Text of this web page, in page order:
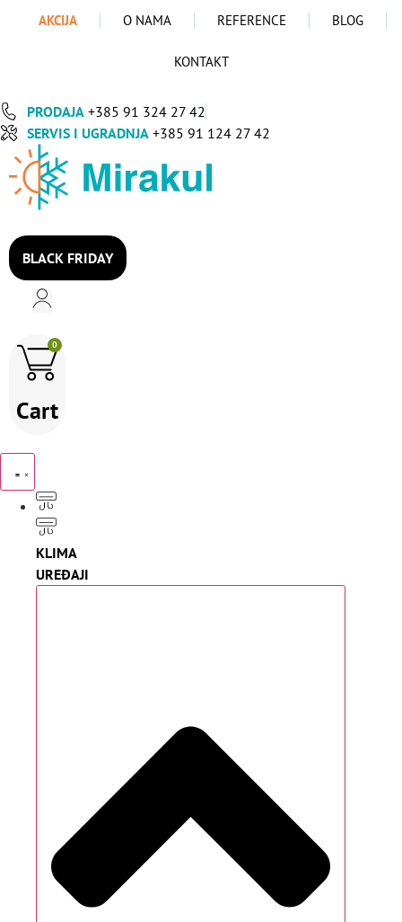
AKCIJA O NAMA REFERENCE BLOG
KONTAKT
PRODAJA +385 91 324 27 42
SERVIS I UGRADNJA +385 91 124 27 42
BLACK FRIDAY
0
Cart
KLIMA
UREĐAJI